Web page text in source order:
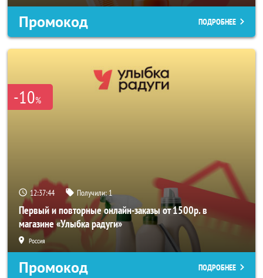
Промокод ПОДРОБНЕЕ
-10%
12:37:43 Получили:1
Первый и повторные онлайн-заказы от 1500р. в
магазине «Улыбка радуги»
Россия
Промокод ПОДРОБНЕЕ